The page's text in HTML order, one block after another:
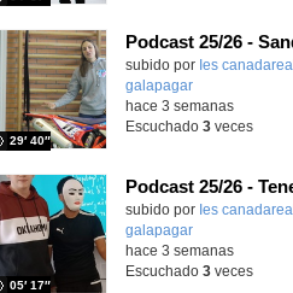
subido por Ies canadareal
galapagar
29′ 40″
-
hace 3 semanas
Escuchado 3veces
subido por Ies canadareal
galapagar
05′ 17″
-
hace 3 semanas
Escuchado 3veces